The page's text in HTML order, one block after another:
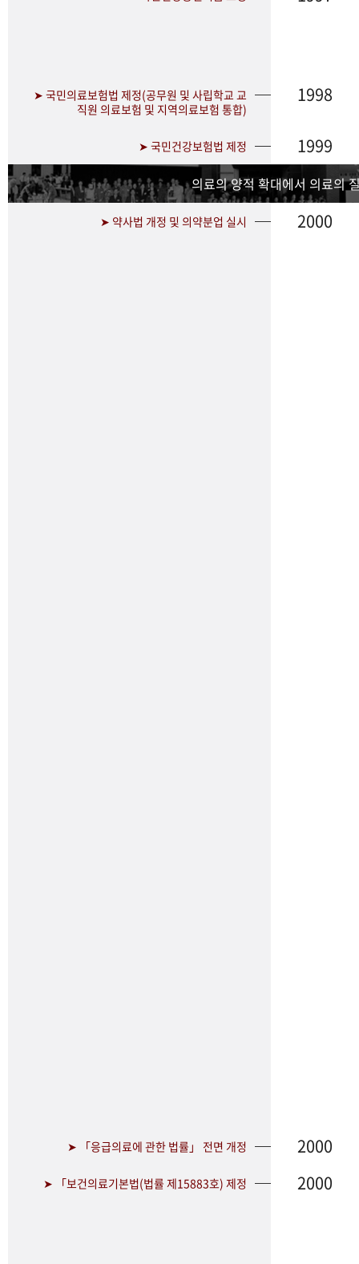
➤ 국민의료보험법 제정(공무원 및 사립학교 교
직원 의료보험 및 지역의료보험 통합)
1998
➤ 국민건강보험법 제정 1999
의료의 양적 확대에서 의료의
➤ 약사법 개정 및 의약분업 실시 2000
➤ 「응급의료에 관한 법률」 전면 개정 2000
➤ 「보건의료기본법(법률 제15883호) 제정 2000